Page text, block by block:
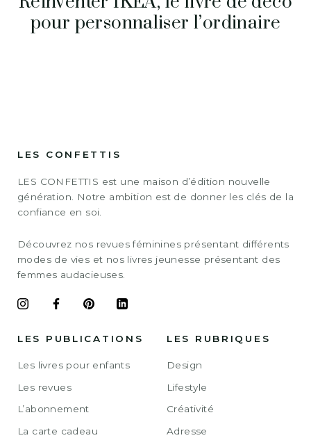
pour personnaliser l’ordinaire
LES CONFETTIS
LES CONFETTIS est une maison d’édition nouvelle
génération. Notre ambition est de donner les clés de la
confiance en soi.
Découvrez nos revues féminines présentant différents
modes de vies et nos livres jeunesse présentant des
femmes audacieuses.
LES PUBLICATIONS
Les livres pour enfants
Les revues
L’abonnement
La carte cadeau
LES RUBRIQUES
Design
Lifestyle
Créativité
Adresse